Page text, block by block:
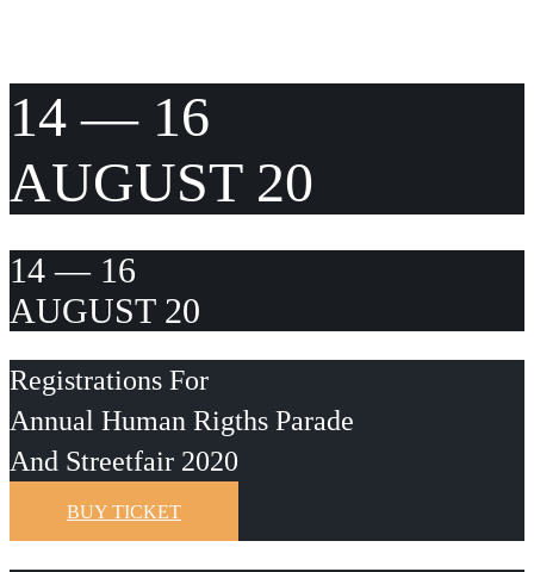
14 — 16
AUGUST 20
14 — 16
AUGUST 20
Registrations For
Annual Human Rigths Parade
And Streetfair 2020
BUY TICKET